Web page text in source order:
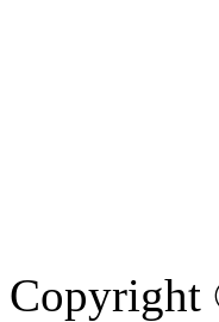
Copyright